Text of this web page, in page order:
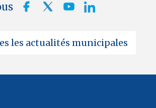
les actualités municipales